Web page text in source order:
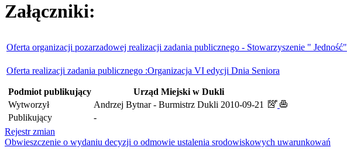
Załączniki:
Oferta organizacji pozarzadowej realizacji zadania publicznego - Stowarzyszenie " Jedność"
Oferta realizacji zadania publicznego :Organizacja VI edycji Dnia Seniora
Podmiot publikujący
Urząd Miejski w Dukli
Wytworzył
Andrzej Bytnar - Burmistrz Dukli 2010-09-21
Publikujący
-
Rejestr zmian
Obwieszczenie o wydaniu decyzji o odmowie ustalenia srodowiskowych uwarunkowań